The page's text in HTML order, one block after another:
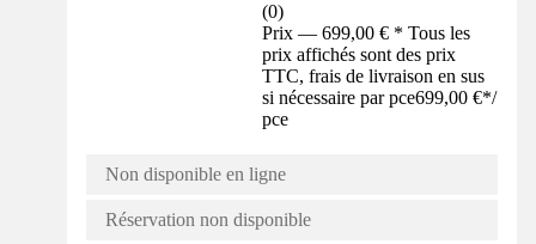
(0)
Prix — 699,00 € * Tous les
prix affichés sont des prix
TTC, frais de livraison en sus
si nécessaire par pce699,00 €*/
pce
Non disponible en ligne
Réservation non disponible